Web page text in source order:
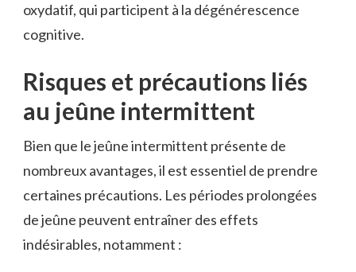
oxydatif, qui participent à la dégénérescence
cognitive.
Risques et précautions liés
au jeûne intermittent
Bien que le jeûne intermittent présente de
nombreux avantages, il est essentiel de prendre
certaines précautions. Les périodes prolongées
de jeûne peuvent entraîner des effets
indésirables, notamment :